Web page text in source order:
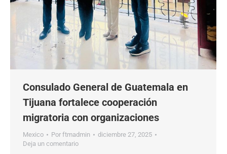
Consulado General de Guatemala en
Tijuana fortalece cooperación
migratoria con organizaciones
Mexico Por ftmadmin
diciembre 27, 2025
Deja un comentario